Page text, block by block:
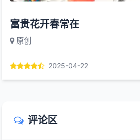
富贵花开春常在
原创
2025-04-22
评论区